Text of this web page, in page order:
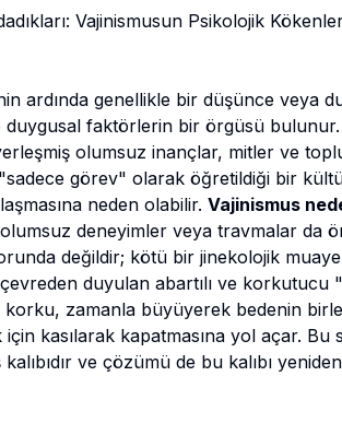
Vajinismusun Psikolojik
ardında genellikle bir düşünce veya
duygusal faktörlerin bir örgüsü
olumsuz inançlar, mitler ve
görev" olarak öğretildiği bir
neden olabilir. Vajinismus
olumsuz deneyimler veya travmalar da
değildir; kötü bir jinekolojik
duyulan abartılı ve
zamanla büyüyerek bedenin
kasılarak kapatmasına yol açar. Bu
ve çözümü de bu kalıbı